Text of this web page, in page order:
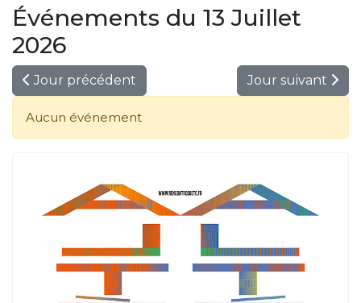
Événements du 13 Juillet
2026
Jour précédent Jour suivant
Aucun événement